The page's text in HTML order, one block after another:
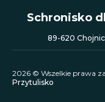
Schronisko
89-620
2026 © Wszelkie prawa
Przytulisko